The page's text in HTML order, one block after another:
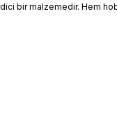
bir malzemedir. Hem